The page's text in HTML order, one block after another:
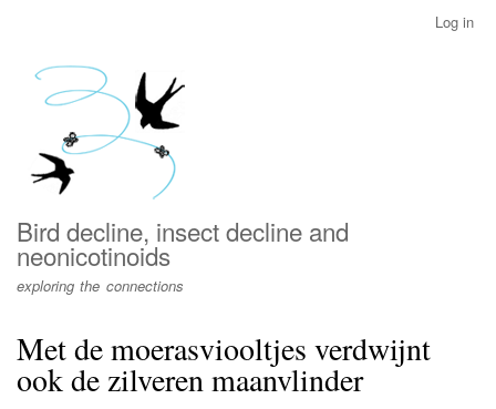
menu
Log in
Bird decline, insect decline and
neonicotinoids
exploring the connections
Met de moerasviooltjes verdwijnt
ook de zilveren maanvlinder